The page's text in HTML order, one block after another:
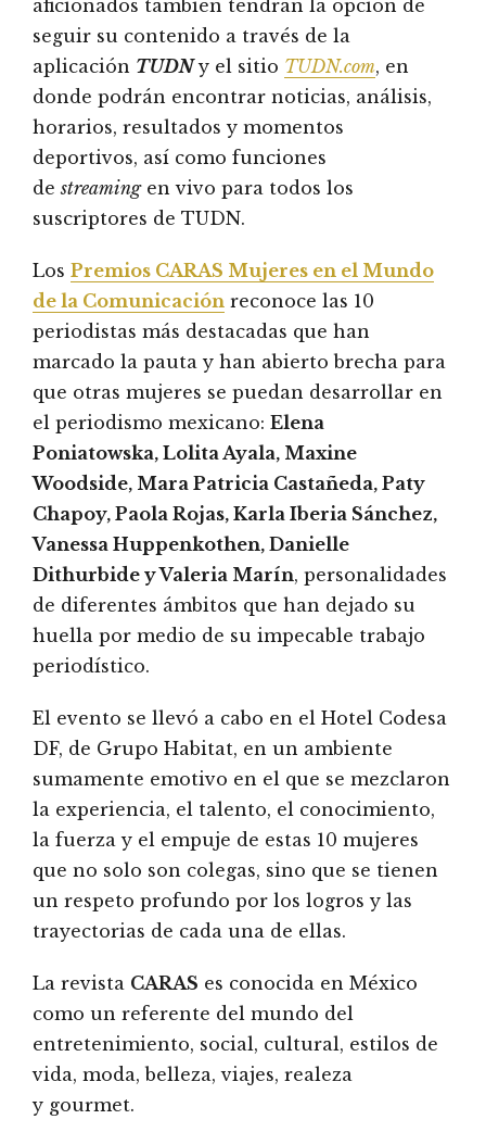
aficionados también tendrán la opción de
seguir su contenido a través de la
aplicación TUDNy el sitio TUDN.com, en
donde podrán encontrar noticias, análisis,
horarios, resultados y momentos
deportivos, así como funciones
destreamingen vivo para todos los
suscriptores de TUDN.
Los Premios CARAS Mujeres en el Mundo
de la Comunicación reconoce las 10
periodistas más destacadas que han
marcado la pauta y han abierto brecha para
que otras mujeres se puedan desarrollar en
el periodismo mexicano: Elena
Poniatowska, Lolita Ayala, Maxine
Woodside, Mara Patricia Castañeda, Paty
Chapoy, Paola Rojas, Karla Iberia Sánchez,
Vanessa Huppenkothen, Danielle
Dithurbide y Valeria Marín, personalidades
de diferentes ámbitos que han dejado su
huella por medio de su impecable trabajo
periodístico.
El evento se llevó a cabo en el Hotel Codesa
DF, de Grupo Habitat, en un ambiente
sumamente emotivo en el que se mezclaron
la experiencia, el talento, el conocimiento,
la fuerza y el empuje de estas 10 mujeres
que no solo son colegas, sino que se tienen
un respeto profundo por los logros y las
trayectorias de cada una de ellas.
La revista CARAS es conocida en México
como un referente del mundo del
entretenimiento, social, cultural, estilos de
vida, moda, belleza, viajes, realeza
y gourmet.